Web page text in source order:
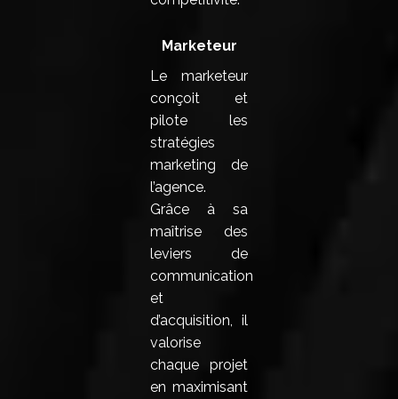
Marketeur
Le marketeur
conçoit et
pilote les
stratégies
marketing de
l’agence.
Grâce à sa
maîtrise des
leviers de
communication
et
d’acquisition, il
valorise
chaque projet
en maximisant